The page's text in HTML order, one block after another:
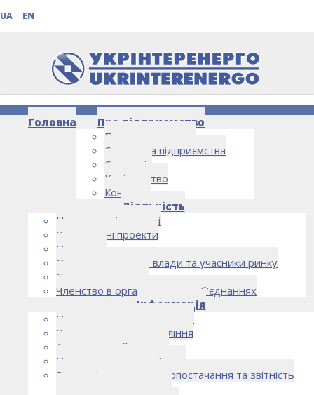
UA EN
Головна
Про підприємство
Про підприємство
Структура підприємства
Стратегія
Керівництво
Контакти
Діяльність
Напрямки діяльності
Реалізовані проекти
Партнери
Органи державної влади та учасники ринку
Спільна діяльність
Членство в організаціях та об’єднаннях
Інформація
Правоустановчі документи
Рішення органу управління
Аудиторський комітет
Нормативно-правові акти
Загальні умови електропостачання та звітність
НОВИНИ